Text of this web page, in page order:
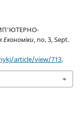
Економіки, no. 3, Sept.
article/view/713.